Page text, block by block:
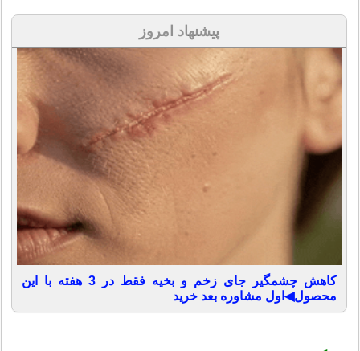
پیشنهاد امروز
کاهش چشمگیر جای زخم و بخیه فقط در 3 هفته با این
محصول◀اول مشاوره بعد خرید